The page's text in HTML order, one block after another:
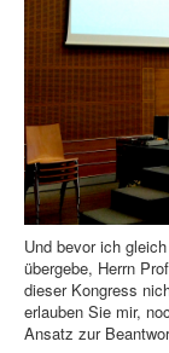
Und bevor ich
übergebe, Herrn
dieser Kongress
erlauben Sie mir,
Ansatz zur